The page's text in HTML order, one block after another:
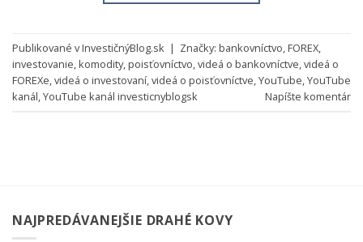
Publikované vInvestičnýBlog.sk | Značky: bankovníctvo,FOREX,
investovanie,komodity,poisťovníctvo,videá o bankovníctve,videá o
FOREXe,videá o investovaní,videá o poisťovníctve,YouTube,YouTube
kanál,YouTube kanál investicnyblogsk Napíšte komentár
NAJPREDÁVANEJŠIE DRAHÉ KOVY